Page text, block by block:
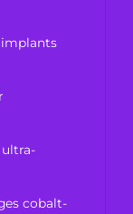
ultra-
cobalt-